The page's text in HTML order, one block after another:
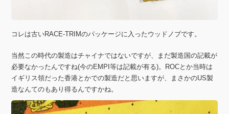
コレは古いRACE-TRIMのパッケージに入ったウッドノブです。
当然この時代の製造はチャイナではないですが、まだ製造国の記載が
必要なかったんですね(今のEMPI等は記載が有る)。ROCとか当時は
イギリス領だった香港とかでの製造だと思いますが、まさかのUS製
造なんてのもあり得るんですかね。